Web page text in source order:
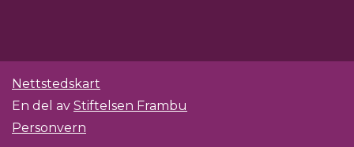
Nettstedskart
En del av Stiftelsen Frambu
Personvern